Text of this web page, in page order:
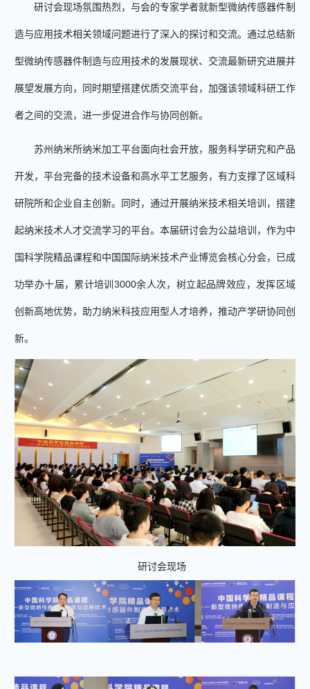
研讨会现场氛围热烈，与会的专家学者就新型微纳传感器件制
造与应用技术相关领域问题进行了深入的探讨和交流。通过总结新
型微纳传感器件制造与应用技术的发展现状、交流最新研究进展并
展望发展方向，同时期望搭建优质交流平台，加强该领域科研工作
者之间的交流，进一步促进合作与协同创新。
苏州纳米所纳米加工平台面向社会开放，服务科学研究和产品
开发，平台完备的技术设备和高水平工艺服务，有力支撑了区域科
研院所和企业自主创新。同时，通过开展纳米技术相关培训，搭建
起纳米技术人才交流学习的平台。 本届研讨会为公益培训，作为中
国科学院精品课程和中国国际纳米技术产业博览会核心分会，已成
功举办十届， 累计培训 3000余人次， 树立起品牌效应，发挥区域
创新高地优势，助力纳米科技应用型人才培养，推动产学研协同创
新。
研讨会现场